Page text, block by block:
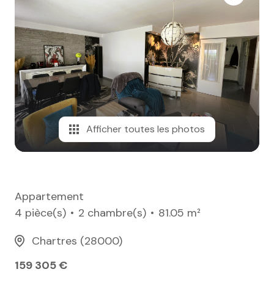
notre
agence
nos
honoraires
contact
Afficher toutes les photos
Appartement
4 pièce(s)
2 chambre(s)
81.05 m²
Chartres (28000)
159 305 €